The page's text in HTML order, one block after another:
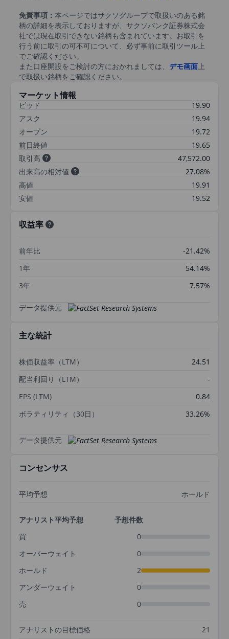
免責事項： 本ページではサクソグループで取扱いのある銘
柄の詳細を表示しておりますが、サクソバンク証券株式会
社では現在取引できない銘柄も含まれています。お取引を
行う前に取引の可不可について、必ず事前に取引ツール上
でご確認ください。
また口座開設をご検討の方におかれましては、 デモ画面 上
で取扱い銘柄をご確認ください。
マーケット情報
ビッド
19.90
アスク
19.94
オープン
19.72
前日終値
19.65
取引高
47,572.00
出来高の相対値
27.08%
高値
19.91
安値
19.52
収益率
前年比
-21.42%
1年
54.14%
3年
7.57%
データ提供元
主な統計
株価収益率（LTM）
24.51
配当利回り（LTM）
-
EPS (LTM)
0.84
ボラティリティ（30日）
33.26%
データ提供元
コンセンサス
平均予想 ホールド
アナリスト平均予想
予想件数
買
0
オーバーウェイト
0
ホールド
2
アンダーウェイト
0
売
0
アナリストの目標価格 21